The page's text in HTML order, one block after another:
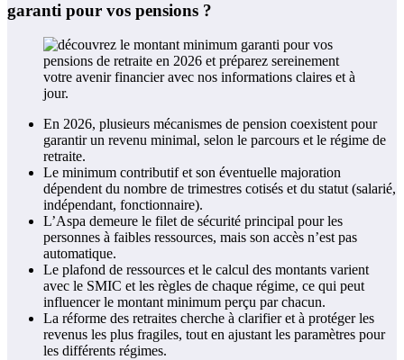
garanti pour vos pensions ?
En 2026, plusieurs mécanismes de pension coexistent pour
garantir un revenu minimal, selon le parcours et le régime de
retraite.
Le minimum contributif et son éventuelle majoration
dépendent du nombre de trimestres cotisés et du statut (salarié,
indépendant, fonctionnaire).
L’Aspa demeure le filet de sécurité principal pour les
personnes à faibles ressources, mais son accès n’est pas
automatique.
Le plafond de ressources et le calcul des montants varient
avec le SMIC et les règles de chaque régime, ce qui peut
influencer le montant minimum perçu par chacun.
La réforme des retraites cherche à clarifier et à protéger les
revenus les plus fragiles, tout en ajustant les paramètres pour
les différents régimes.